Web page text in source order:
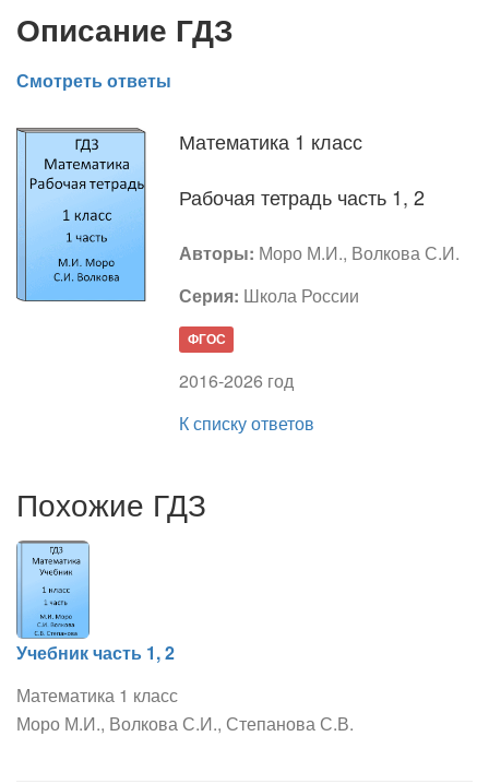
Описание ГДЗ
Смотреть ответы
Математика 1 класс
Рабочая тетрадь часть 1, 2
Авторы: Моро М.И., Волкова С.И.
Серия: Школа России
ФГОС
2016-2026 год
К списку ответов
Похожие ГДЗ
Учебник часть 1, 2
Математика 1 класс
Моро М.И., Волкова С.И., Степанова С.В.